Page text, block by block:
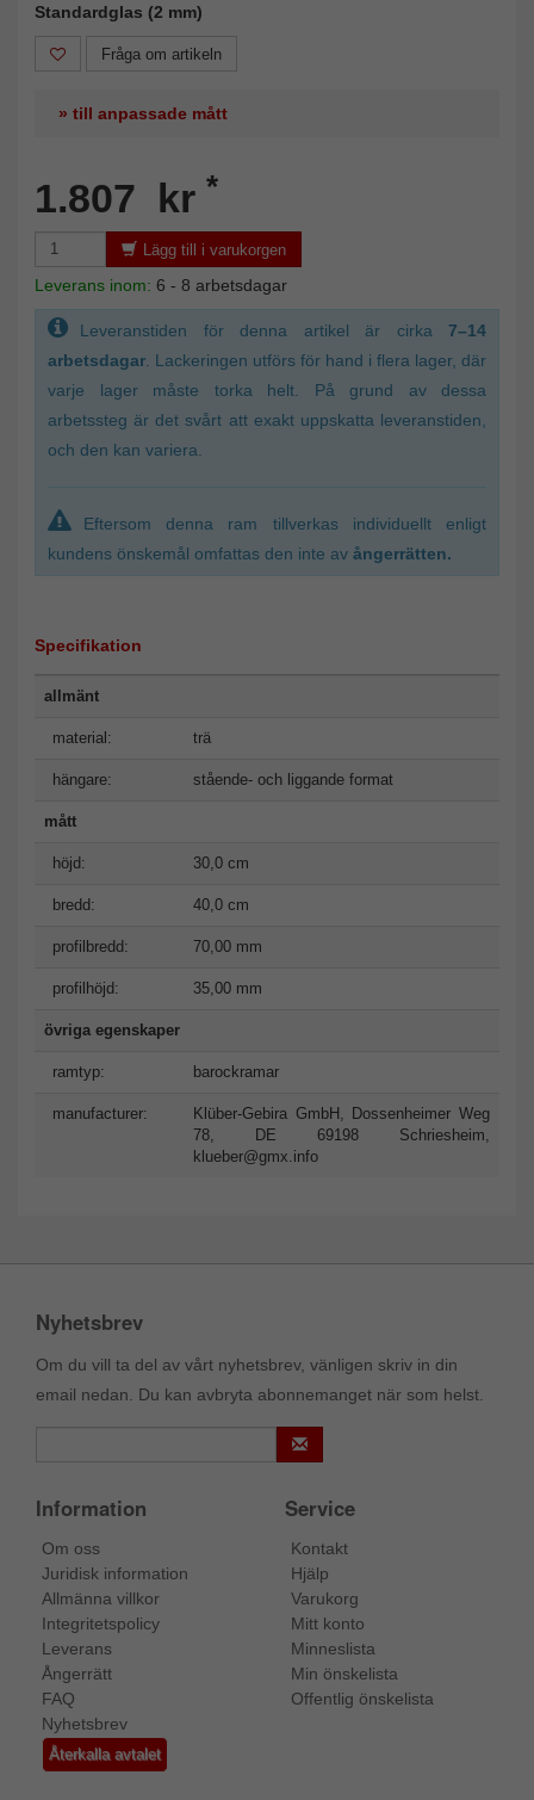
Standardglas (2 mm)
Fråga om artikeln
» till anpassade mått
1.807 kr *
Lägg till i varukorgen
Leverans inom: 6 - 8 arbetsdagar
Leveranstiden för denna artikel är cirka 7–14
arbetsdagar . Lackeringen utförs för hand i flera lager, där
varje lager måste torka helt. På grund av dessa
arbetssteg är det svårt att exakt uppskatta leveranstiden,
och den kan variera.
Eftersom denna ram tillverkas individuellt enligt
kundens önskemål omfattas den inte av ångerrätten.
Specifikation
allmänt
material: trä
hängare: stående- och liggande format
mått
höjd: 30,0 cm
bredd: 40,0 cm
profilbredd: 70,00 mm
profilhöjd: 35,00 mm
övriga egenskaper
ramtyp: barockramar
manufacturer:
Klüber-Gebira GmbH, Dossenheimer Weg
78, DE 69198 Schriesheim,
klueber@gmx.info
Nyhetsbrev
Om du vill ta del av vårt nyhetsbrev, vänligen skriv in din
email nedan. Du kan avbryta abonnemanget när som helst.
Information
Om oss
Juridisk information
Allmänna villkor
Integritetspolicy
Leverans
Ångerrätt
FAQ
Nyhetsbrev
Återkalla avtalet
Service
Kontakt
Hjälp
Varukorg
Mitt konto
Minneslista
Min önskelista
Offentlig önskelista